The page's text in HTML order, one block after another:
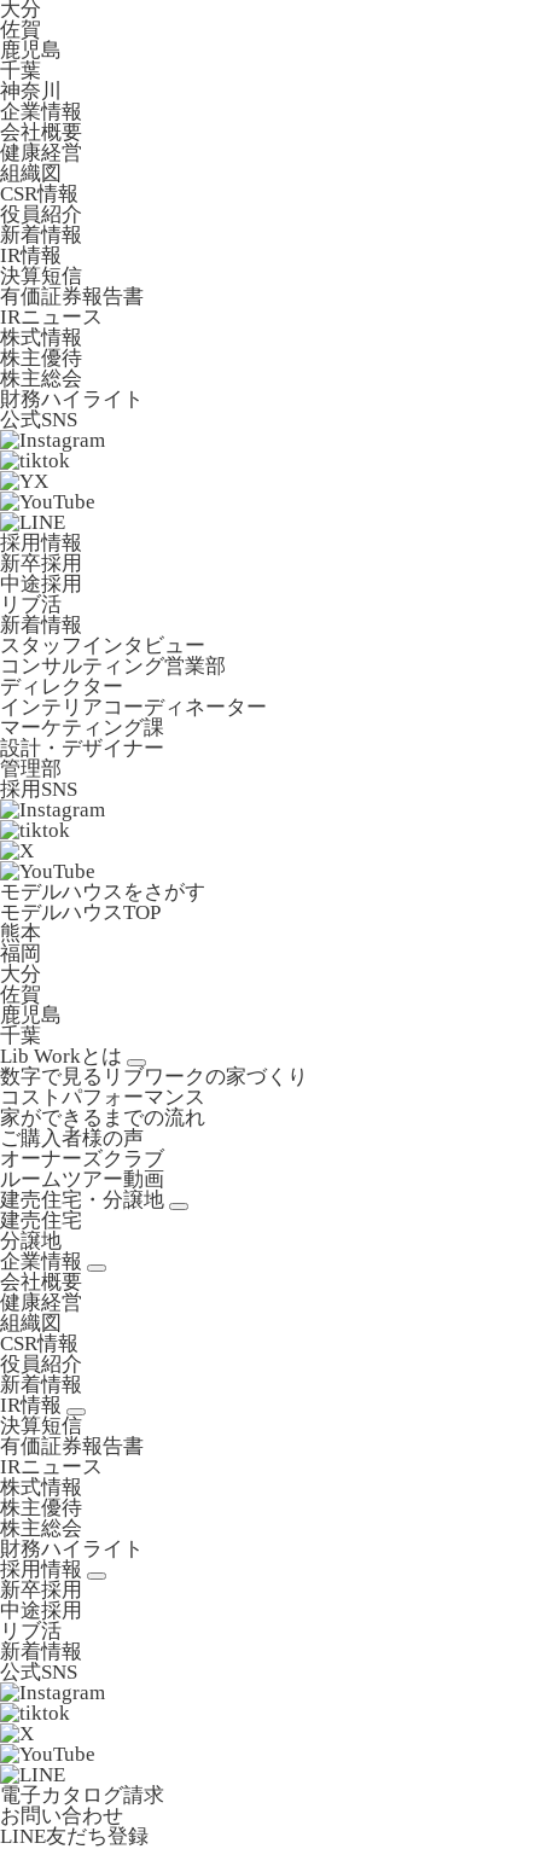
大分
佐賀
鹿児島
千葉
神奈川
企業情報
会社概要
健康経営
組織図
CSR情報
役員紹介
新着情報
IR情報
決算短信
有価証券報告書
IRニュース
株式情報
株主優待
株主総会
財務ハイライト
公式SNS
採用情報
新卒採用
中途採用
リブ活
新着情報
スタッフインタビュー
コンサルティング営業部
ディレクター
インテリアコーディネーター
マーケティング課
設計・デザイナー
管理部
採用SNS
モデルハウスをさがす
モデルハウスTOP
熊本
福岡
大分
佐賀
鹿児島
千葉
Lib Workとは
数字で見るリブワークの家づくり
コストパフォーマンス
家ができるまでの流れ
ご購入者様の声
オーナーズクラブ
ルームツアー動画
建売住宅・分譲地
建売住宅
分譲地
企業情報
会社概要
健康経営
組織図
CSR情報
役員紹介
新着情報
IR情報
決算短信
有価証券報告書
IRニュース
株式情報
株主優待
株主総会
財務ハイライト
採用情報
新卒採用
中途採用
リブ活
新着情報
公式SNS
電子カタログ請求
お問い合わせ
LINE友だち登録